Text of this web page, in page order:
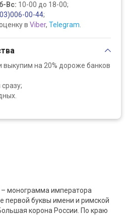
Вс: 10-00 до 18-00;
00-44;
в Viber, Telegram.
выкупим на 20% дороже банков
– монограмма императора
первой буквы имени и римской
корона России. По краю